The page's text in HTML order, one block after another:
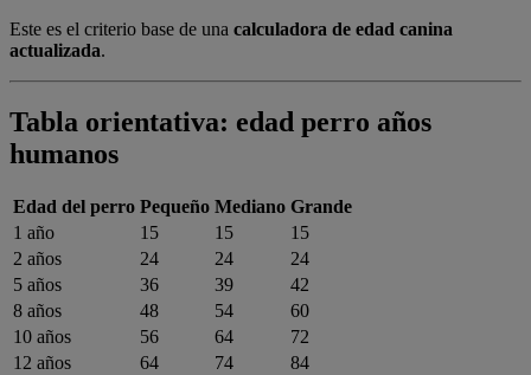
Este es el criterio base de una calculadora de edad canina
actualizada.
Tabla orientativa: edad perro años
humanos
Edad del perro Pequeño Mediano Grande
1 año
15 15
15
2 años
24 24
24
5 años
36 39
42
8 años
48 54
60
10 años
56 64
72
12 años
64 74 84